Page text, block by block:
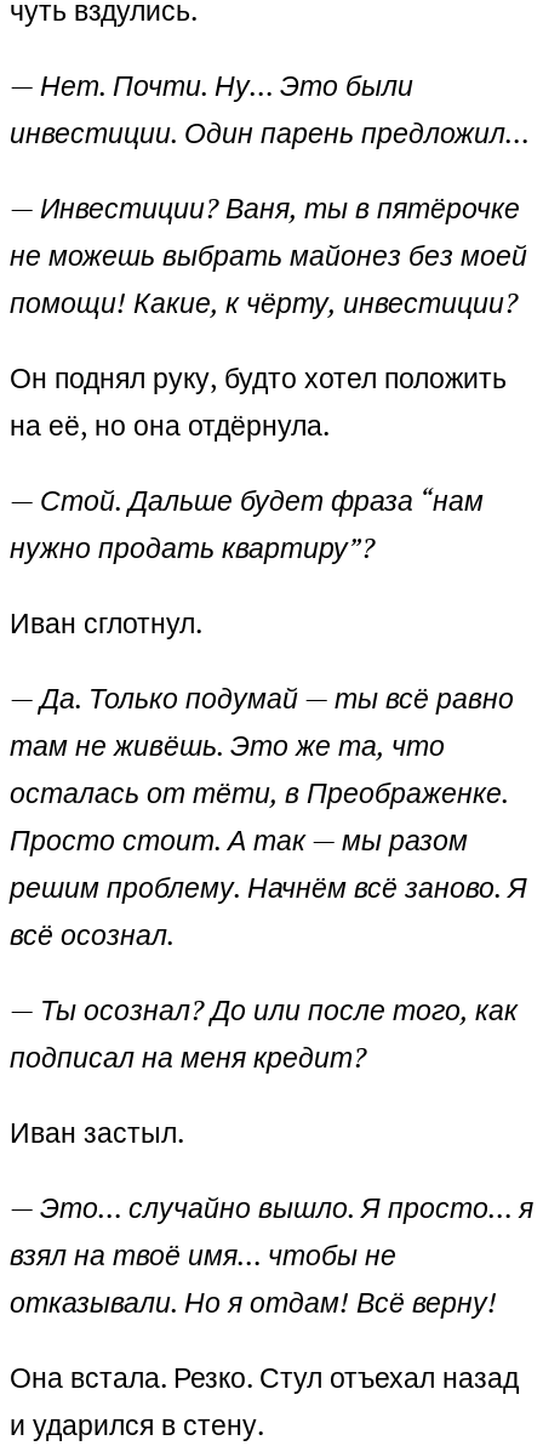
чуть вздулись.
—Нет. Почти. Ну… Это были
инвестиции. Один парень предложил…
—Инвестиции? Ваня, ты в пятёрочке
не можешь выбрать майонез без моей
помощи! Какие, к чёрту, инвестиции?
Он поднял руку, будто хотел положить
на её, но она отдёрнула.
— Стой. Дальше будет фраза “нам
нужно продать квартиру”?
Иван сглотнул.
—Да. Только подумай — ты всё равно
там не живёшь. Это же та, что
осталась от тёти, в Преображенке.
Просто стоит. А так — мы разом
решим проблему. Начнём всё заново. Я
всё осознал.
— Ты осознал? До или после того, как
подписал на меня кредит?
Иван застыл.
—Это… случайно вышло. Я просто… я
взял на твоё имя… чтобы не
отказывали. Но я отдам! Всё верну!
Она встала. Резко. Стул отъехал назад
и ударился в стену.